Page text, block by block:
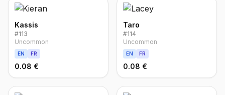
Kassis
#113
Uncommon
EN FR
0.08 €
Taro
#114
Uncommon
EN FR
0.08 €